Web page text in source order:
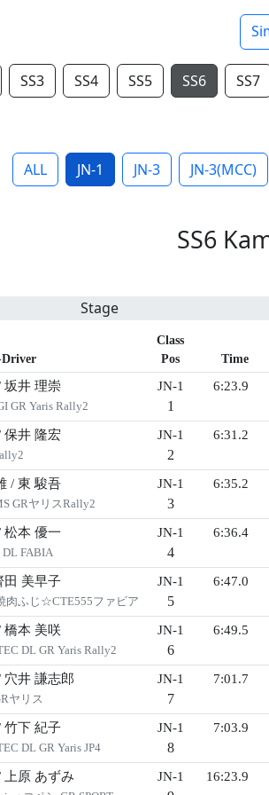
SS3 SS4 SS5 SS6 SS7
ALL JN-1 JN-3 JN-3(MCC)
SS6
Stage
Class
Pos
Time
坂井 理崇
GR Yaris Rally2
JN-1
1
6:23.9
保井 隆宏 JN-1
2
6:31.2
/ 東 駿吾
GRヤリスRally2
JN-1
3
6:35.2
松本 優一
DL FABIA
JN-1
4
6:36.4
田 美早子
肉ふじ☆CTE555ファビア
JN-1
5
6:47.0
橋本 美咲
DL GR Yaris Rally2
JN-1
6
6:49.5
穴井 謙志郎
ヤリス
JN-1
7
7:01.7
竹下 紀子
DL GR Yaris JP4
JN-1
8
7:03.9
上原 あずみ JN-1 16:23.9